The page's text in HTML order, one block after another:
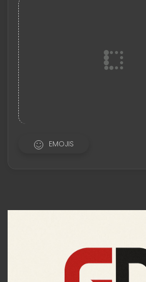
EMOJIS